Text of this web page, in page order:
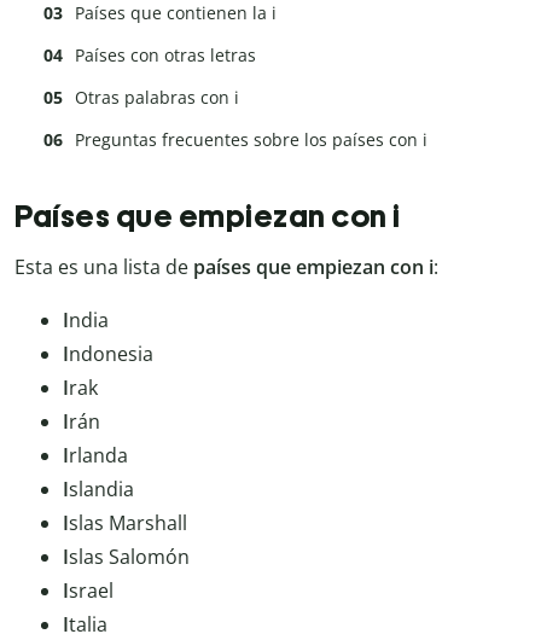
Países que contienen la i
Países con otras letras
Otras palabras con i
Preguntas frecuentes sobre los países con i
Países que empiezan con i
Esta es una lista de países que empiezan con i:
India
Indonesia
Irak
Irán
Irlanda
Islandia
Islas Marshall
Islas Salomón
Israel
Italia